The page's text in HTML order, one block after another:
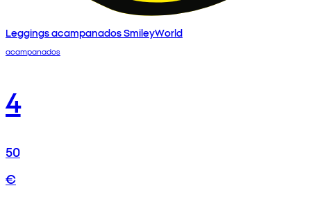
Leggings acampanados SmileyWorld
acampanados
4
50
€